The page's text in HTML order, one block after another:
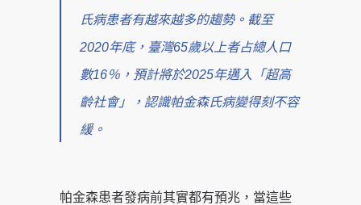
氏病患者有越來越多的趨勢。截至
2020年底，臺灣65歲以上者占總人口
數16％，預計將於2025年邁入「超高
齡社會」，認識帕金森氏病變得刻不容
緩。
帕金森患者發病前其實都有預兆，當這些